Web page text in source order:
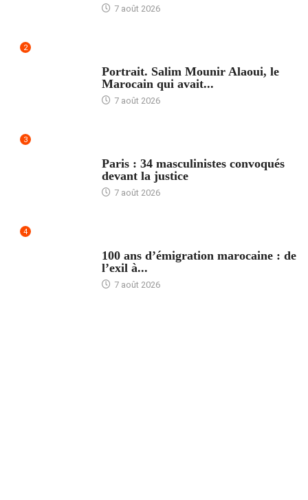
7 août 2026
2
Portrait. Salim Mounir Alaoui, le
Marocain qui avait...
7 août 2026
3
Paris : 34 masculinistes convoqués
devant la justice
7 août 2026
4
100 ans d’émigration marocaine : de
l’exil à...
7 août 2026